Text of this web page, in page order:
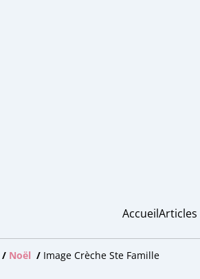
AccueilArticles
/ Noël / Image Crèche Ste Famille